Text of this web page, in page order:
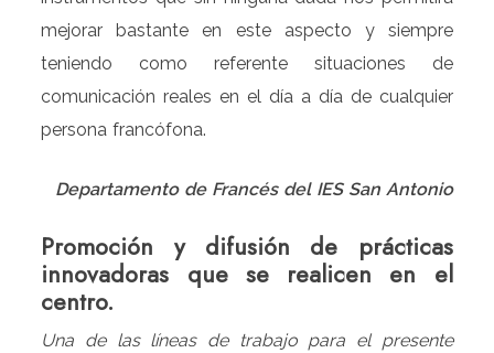
mejorar bastante en este aspecto y siempre
teniendo como referente situaciones de
comunicación reales en el día a día de cualquier
persona francófona.
Departamento de Francés del IES San Antonio
Promoción y difusión de prácticas
innovadoras que se realicen en el
centro.
Una de las líneas de trabajo para el presente